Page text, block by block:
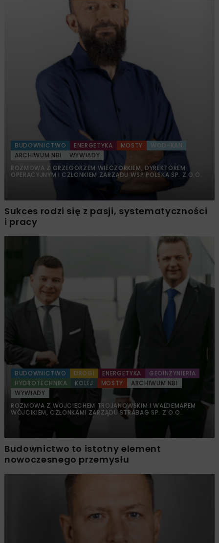
BUDOWNICTWO ENERGETYKA MOSTY
WOD-KAN
ARCHIWUM NBI
WYWIADY
ROZMOWA Z GRZEGORZEM WIECZORKIEM, DYREKTOREM
OPERACYJNYM I CZŁONKIEM ZARZĄDU WSP POLSKA SP. Z O.O.
Sukces rodzi się z pasji, systematyczności
i pracy
BUDOWNICTWO DROGI ENERGETYKA
GEOINŻYNIERIA
HYDROTECHNIKA
KOLEJ MOSTY
ARCHIWUM NBI
WYWIADY
ROZMOWA Z WOJCIECHEM TROJANOWSKIM I WALDEMAREM
WÓJCIKIEM, CZŁONKAMI ZARZĄDU STRABAG SP. Z O.O.
Budownictwo to istotny element
nowoczesnego przemysłu